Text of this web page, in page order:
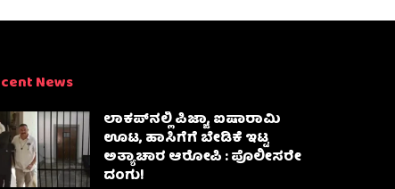
News
ಲಾಕಪ್‌ನಲ್ಲಿ ಪಿಜ್ಜಾ, ಐಷಾರಾಮಿ
ಊಟ, ಹಾಸಿಗೆಗೆ ಬೇಡಿಕೆ ಇಟ್ಟ
ಅತ್ಯಾಚಾರ ಆರೋಪಿ : ಪೊಲೀಸರೇ
ದಂಗು!